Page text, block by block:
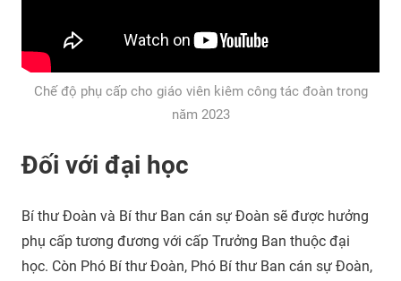
Chế độ phụ cấp cho giáo viên kiêm công tác đoàn trong
năm 2023
Đối với đại học
Bí thư Đoàn và Bí thư Ban cán sự Đoàn sẽ được hưởng
phụ cấp tương đương với cấp Trưởng Ban thuộc đại
học. Còn Phó Bí thư Đoàn, Phó Bí thư Ban cán sự Đoàn,